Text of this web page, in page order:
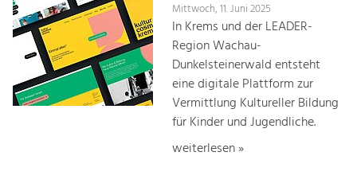
Mittwoch, 11. Juni 2025
In Krems und der LEADER-
Region Wachau-
Dunkelsteinerwald entsteht
eine digitale Plattform zur
Vermittlung Kultureller Bildung
für Kinder und Jugendliche.
weiterlesen »